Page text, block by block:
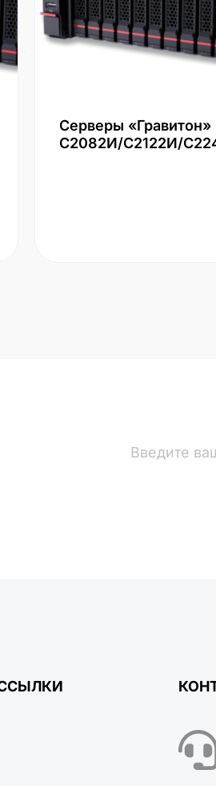
Серверы «Гравитон»
С2082И/С2122И/